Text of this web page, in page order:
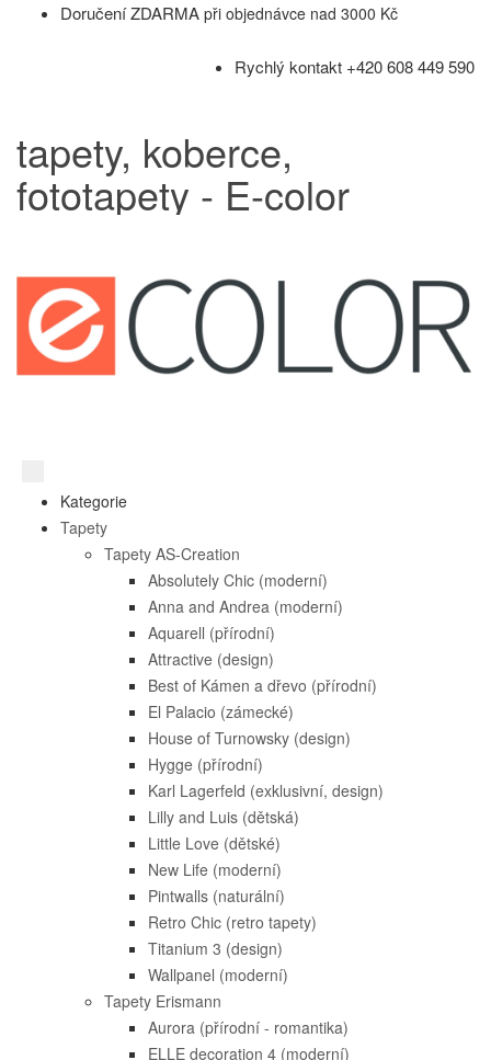
Doručení ZDARMA při objednávce nad 3000 Kč
Rychlý kontakt +420 608 449 590
tapety, koberce,
fototapety - E-color
Kategorie
Tapety
Tapety AS-Creation
Absolutely Chic (moderní)
Anna and Andrea (moderní)
Aquarell (přírodní)
Attractive (design)
Best of Kámen a dřevo (přírodní)
El Palacio (zámecké)
House of Turnowsky (design)
Hygge (přírodní)
Karl Lagerfeld (exklusivní, design)
Lilly and Luis (dětská)
Little Love (dětské)
New Life (moderní)
Pintwalls (naturální)
Retro Chic (retro tapety)
Titanium 3 (design)
Wallpanel (moderní)
Tapety Erismann
Aurora (přírodní - romantika)
ELLE decoration 4 (moderní)